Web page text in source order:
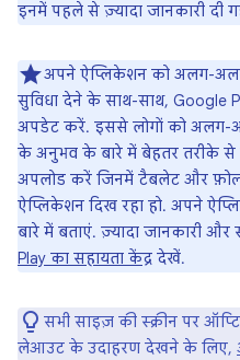
इनमें पहले से ज़्यादा जानकारी दी
अपने ऐप्लिकेशन को अलग-
सुविधा देने के साथ-साथ, Google
अपडेट करें. इससे लोगों को अलग-
के अनुभव के बारे में बेहतर तरीके से
अपलोड करें जिनमें टैबलेट और
ऐप्लिकेशन दिख रहा हो. अपने
बारे में बताएं. ज़्यादा जानकारी
Play का सहायता केंद्र देखें.
सभी साइज़ की स्क्रीन पर
लेआउट के उदाहरण देखने के लिए,